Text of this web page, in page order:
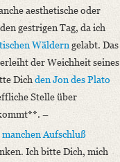
aesthetische oder
gestrigen Tag, da ich
Wälderngelabt. Das
der Weichheit seines
Dich den Jondes Plato
Stelle über
–
Aufschluß
Ich bitte Dich, mich